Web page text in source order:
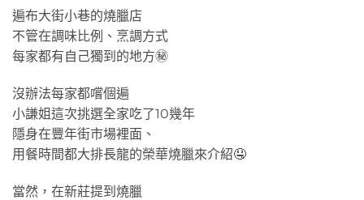
遍布大街小巷的燒臘店
不管在調味比例、烹調方式
每家都有自己獨到的地方㊙
沒辦法每家都嚐個遍
小謙姐這次挑選全家吃了10幾年
隱身在豐年街市場裡面、
用餐時間都大排長龍的榮華燒臘來介紹🤤
當然，在新莊提到燒臘